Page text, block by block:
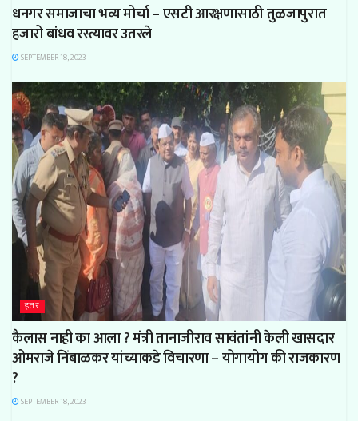
धनगर समाजाचा भव्य मोर्चा – एसटी आरक्षणासाठी तुळजापुरात
हजारो बांधव रस्त्यावर उतरले
SEPTEMBER 18, 2023
इतर
कैलास नाही का आला ? मंत्री तानाजीराव सावंतांनी केली खासदार
ओमराजे निंबाळकर यांच्याकडे विचारणा – योगायोग की राजकारण
?
SEPTEMBER 18, 2023